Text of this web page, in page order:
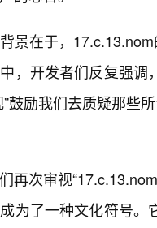
景在于，
，开发者们反复强
鼓励我们去质疑那些
再次审视
为了一种文化符号